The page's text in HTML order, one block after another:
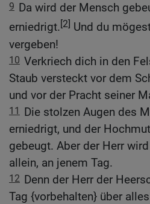
9 Da wird der Mensch
erniedrigt.[2] Und du
vergeben!
10 Verkriech dich in den
Staub versteckt vor dem
und vor der Pracht seiner
11 Die stolzen Augen des
erniedrigt, und der
gebeugt. Aber der Herr
allein, an jenem Tag.
12 Denn der Herr der
Tag {vorbehalten} über